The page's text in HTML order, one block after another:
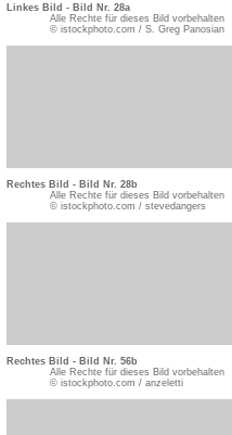
Linkes Bild - Bild Nr. 28a
Alle Rechte für dieses Bild vorbehalten
© istockphoto.com / S. Greg Panosian
Rechtes Bild - Bild Nr. 28b
Alle Rechte für dieses Bild vorbehalten
© istockphoto.com / stevedangers
Rechtes Bild - Bild Nr. 56b
Alle Rechte für dieses Bild vorbehalten
© istockphoto.com / anzeletti